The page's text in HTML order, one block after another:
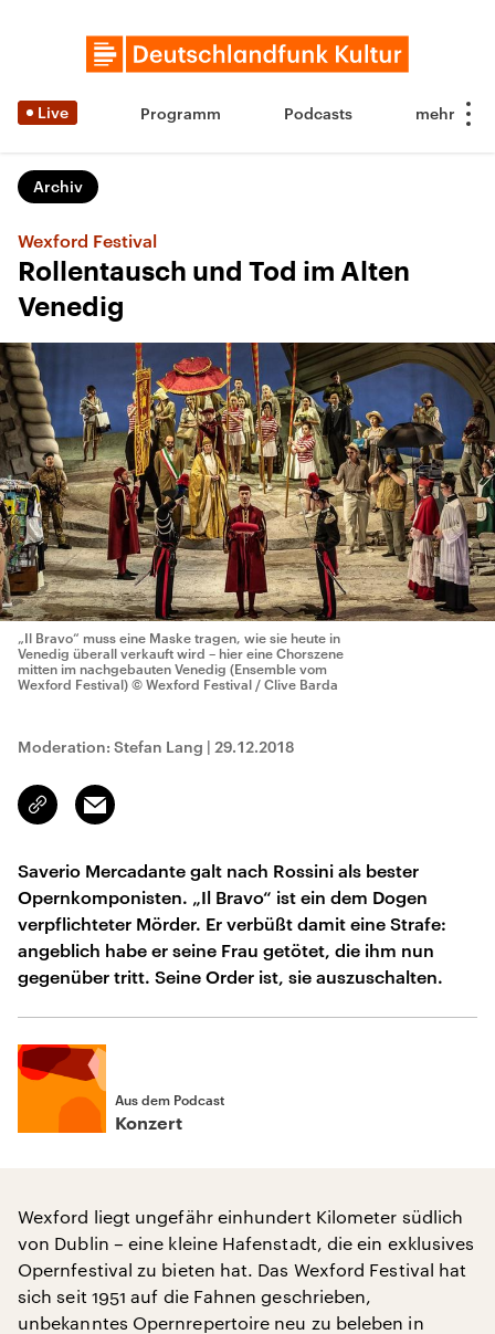
Live Programm Podcasts
Archiv
Wexford Festival
Rollentausch und Tod im Alten
Venedig
„Il Bravo“ muss eine Maske tragen, wie sie heute in
Venedig überall verkauft wird – hier eine Chorszene
mitten im nachgebauten Venedig (Ensemble vom
Wexford Festival) © Wexford Festival / Clive Barda
Moderation: Stefan Lang | 29.12.2018
Link
kopieren/teilen
Email
Saverio Mercadante galt nach Rossini als bester
Opernkomponisten. „Il Bravo“ ist ein dem Dogen
verpflichteter Mörder. Er verbüßt damit eine Strafe:
angeblich habe er seine Frau getötet, die ihm nun
gegenüber tritt. Seine Order ist, sie auszuschalten.
Aus dem Podcast
Konzert
Wexford liegt ungefähr einhundert Kilometer südlich
von Dublin – eine kleine Hafenstadt, die ein exklusives
Opernfestival zu bieten hat. Das Wexford Festival hat
sich seit 1951 auf die Fahnen geschrieben,
unbekanntes Opernrepertoire neu zu beleben in